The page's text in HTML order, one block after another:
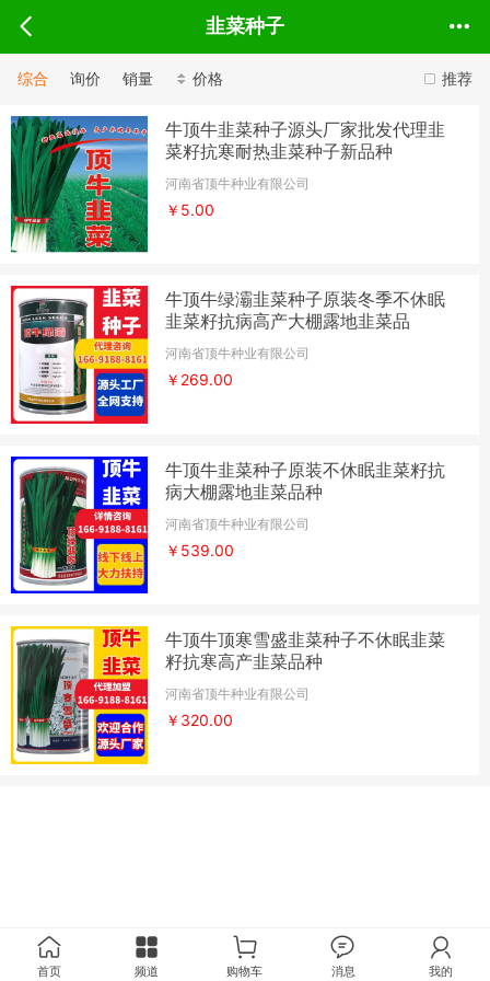
韭菜种子
推荐
综合 询价 销量 价格
牛顶牛韭菜种子源头厂家批发代理韭
菜籽抗寒耐热韭菜种子新品种
河南省顶牛种业有限公司
￥5.00
牛顶牛绿灞韭菜种子原装冬季不休眠
韭菜籽抗病高产大棚露地韭菜品
河南省顶牛种业有限公司
￥269.00
牛顶牛韭菜种子原装不休眠韭菜籽抗
病大棚露地韭菜品种
河南省顶牛种业有限公司
￥539.00
牛顶牛顶寒雪盛韭菜种子不休眠韭菜
籽抗寒高产韭菜品种
河南省顶牛种业有限公司
￥320.00
首页 频道 购物车 消息 我的